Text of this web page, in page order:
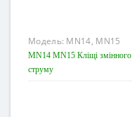
Модель: MN14, MN15
MN14 MN15 Кліщі змінного
струму